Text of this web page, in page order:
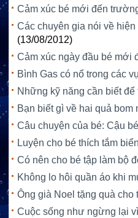
Cảm xúc bé mới đến
Các chuyên gia nói về
(13/08/2012)
Cảm xúc ngày đầu bé mới
Bình Gas có nổ trong các
Những kỹ năng cần biết
Bạn biết gì về hai quả
Câu chuyện của bé: Cậu
Luyện cho bé thích tắm biển
Có nên cho bé tập làm bộ
Không lo hôi quần áo khi
Ông già Noel tặng quà cho
Cuộc sống như ngừng lại